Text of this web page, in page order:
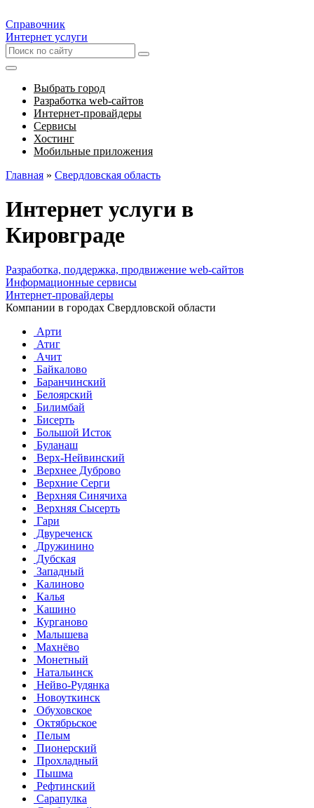
Справочник
Интернет услуги
Выбрать город
Разработка web-сайтов
Интернет-провайдеры
Сервисы
Хостинг
Мобильные приложения
Главная » Свердловская область
Интернет услуги в
Кировграде
Разработка, поддержка, продвижение web-сайтов
Информационные сервисы
Интернет-провайдеры
Компании в городах Свердловской области
Арти
Атиг
Ачит
Байкалово
Баранчинский
Белоярский
Билимбай
Бисерть
Большой Исток
Буланаш
Верх-Нейвинский
Верхнее Дуброво
Верхние Серги
Верхняя Синячиха
Верхняя Сысерть
Гари
Двуреченск
Дружинино
Дубская
Западный
Калиново
Калья
Кашино
Курганово
Малышева
Махнёво
Монетный
Натальинск
Нейво-Рудянка
Новоуткинск
Обуховское
Октябрьское
Пелым
Пионерский
Прохладный
Пышма
Рефтинский
Сарапулка